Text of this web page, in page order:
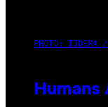
PHOTO: IJDEMA